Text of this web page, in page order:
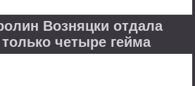
Возняцки отдала
четыре гейма